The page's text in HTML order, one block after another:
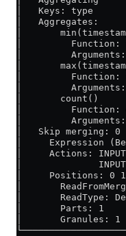
│   Keys:
│
│
│
│
│
│
│
│
│
│
│   Skip
│
│     Actions:
│
│
│
│
│       Parts:
│